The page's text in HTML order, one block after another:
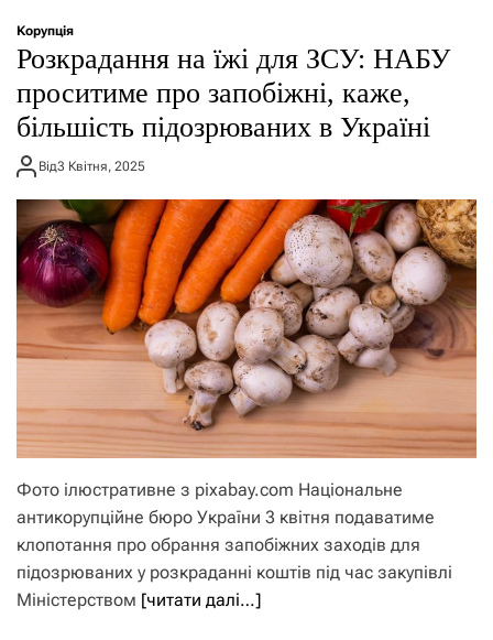
е
ж
м
у
Корупція
Розкрадання на їжі для ЗСУ: НАБУ
проситиме про запобіжні, каже,
більшість підозрюваних в Україні
Від3 Квітня, 2025
Фото ілюстративне з pixabay.com Національне
антикорупційне бюро України 3 квітня подаватиме
клопотання про обрання запобіжних заходів для
підозрюваних у розкраданні коштів під час закупівлі
Міністерством [читати далі…]